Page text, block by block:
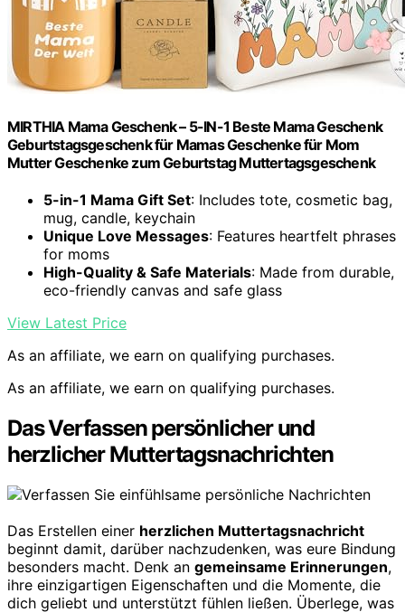
MIRTHIA Mama Geschenk – 5-IN-1 Beste Mama Geschenk
Geburtstagsgeschenk für Mamas Geschenke für Mom
Mutter Geschenke zum Geburtstag Muttertagsgeschenk
5-in-1 Mama Gift Set: Includes tote, cosmetic bag,
mug, candle, keychain
Unique Love Messages: Features heartfelt phrases
for moms
High-Quality & Safe Materials: Made from durable,
eco-friendly canvas and safe glass
View Latest Price
As an affiliate, we earn on qualifying purchases.
As an affiliate, we earn on qualifying purchases.
Das Verfassen persönlicher und
herzlicher Muttertagsnachrichten
Das Erstellen einer herzlichen Muttertagsnachricht
beginnt damit, darüber nachzudenken, was eure Bindung
besonders macht. Denk an gemeinsame Erinnerungen,
ihre einzigartigen Eigenschaften und die Momente, die
dich geliebt und unterstützt fühlen ließen. Überlege, was